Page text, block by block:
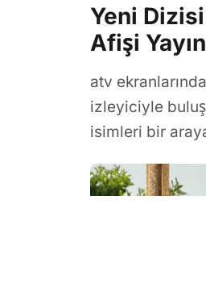
Yeni
Afişi
atv
izleyiciyle
isimleri bir